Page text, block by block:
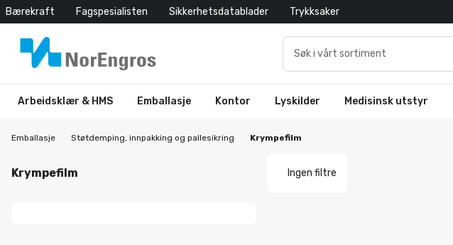
Bærekraft Fagspesialisten Sikkerhetsdatablader Trykksaker
Arbeidsklær & HMS Emballasje Kontor Lyskilder Medisinsk utstyr
Emballasje Støtdemping, innpakking og pallesikring Krympefilm
Krympefilm Ingen filtre